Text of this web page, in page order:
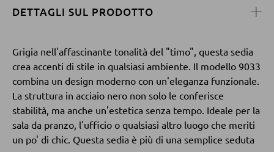
Tavolini da divano
POLTRONE
Poltrone imbottite
Poltrone relax
DETTAGLI SUL PRODOTTO
Grigia nell'affascinante tonalità del "timo", questa sedia
crea accenti di stile in qualsiasi ambiente. Il modello 9033
combina un design moderno con un'eleganza funzionale.
La struttura in acciaio nero non solo le conferisce
stabilità, ma anche un'estetica senza tempo. Ideale per la
sala da pranzo, l'ufficio o qualsiasi altro luogo che meriti
un po' di chic. Questa sedia è più di una semplice seduta